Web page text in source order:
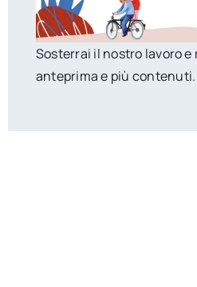
Sosterrai il nostro lavoro
anteprima e più